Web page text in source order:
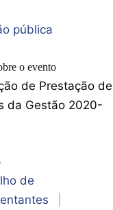
pública
o evento
de Prestação de
da Gestão 2020-
de